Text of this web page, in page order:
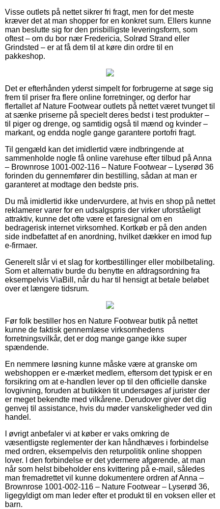
Visse outlets på nettet sikrer fri fragt, men for det meste
kræver det at man shopper for en konkret sum. Ellers kunne
man beslutte sig for den prisbilligste leveringsform, som
oftest – om du bor nær Fredericia, Solrød Strand eller
Grindsted – er at få dem til at køre din ordre til en
pakkeshop.
Det er efterhånden yderst simpelt for forbrugerne at søge sig
frem til priser fra flere online forretninger, og derfor har
flertallet af Nature Footwear outlets på nettet været tvunget til
at sænke priserne på specielt deres bedst i test produkter –
til piger og drenge, og samtidig også til mænd og kvinder –
markant, og endda nogle gange garantere portofri fragt.
Til gengæld kan det imidlertid være indbringende at
sammenholde nogle få online varehuse efter tilbud på Anna
– Brownrose 1001-002-116 – Nature Footwear – Lyserød 36
forinden du gennemfører din bestilling, sådan at man er
garanteret at modtage den bedste pris.
Du må imidlertid ikke undervurdere, at hvis en shop på nettet
reklamerer varer for en udsalgspris der virker uforståeligt
attraktiv, kunne det ofte være et faresignal om en
bedragerisk internet virksomhed. Kortkøb er på den anden
side indbefattet af en anordning, hvilket dækker en imod fup
e-firmaer.
Generelt slår vi et slag for kortbestillinger eller mobilbetaling.
Som et alternativ burde du benytte en afdragsordning fra
eksempelvis ViaBill, når du har til hensigt at betale beløbet
over et længere tidsrum.
Før folk bestiller hos en Nature Footwear butik på nettet
kunne de faktisk gennemlæse virksomhedens
forretningsvilkår, det er dog mange gange ikke super
spændende.
En nemmere løsning kunne måske være at granske om
webshoppen er e-mærket medlem, eftersom det typisk er en
forsikring om at e-handlen lever op til den officielle danske
lovgivning, foruden at butikken tit undersøges af jurister der
er meget bekendte med vilkårene. Derudover giver det dig
genvej til assistance, hvis du møder vanskeligheder ved din
handel.
I øvrigt anbefaler vi at køber er vaks omkring de
væsentligste reglementer der kan håndhæves i forbindelse
med ordren, eksempelvis den returpolitik online shoppen
lover. I den forbindelse er det ydermere afgørende, at man
når som helst bibeholder ens kvittering på e-mail, således
man fremadrettet vil kunne dokumentere ordren af Anna –
Brownrose 1001-002-116 – Nature Footwear – Lyserød 36,
ligegyldigt om man leder efter et produkt til en voksen eller et
barn.